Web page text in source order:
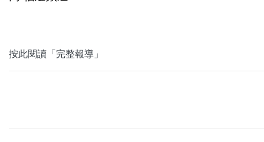
按此閱讀「完整報導」